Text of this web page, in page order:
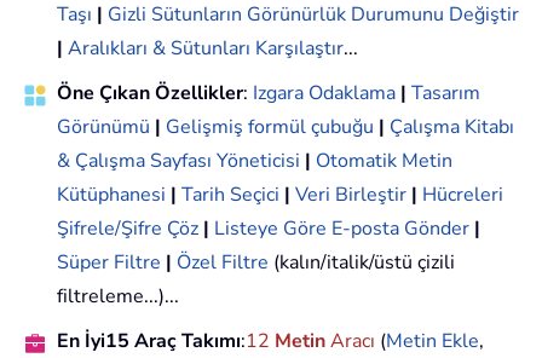
Taşı | Gizli Sütunların Görünürlük Durumunu Değiştir
| Aralıkları & Sütunları Karşılaştır...
Öne Çıkan Özellikler: Izgara Odaklama | Tasarım
Görünümü | Gelişmiş formül çubuğu | Çalışma Kitabı
& Çalışma Sayfası Yöneticisi | Otomatik Metin
Kütüphanesi | Tarih Seçici | Veri Birleştir | Hücreleri
Şifrele/Şifre Çöz | Listeye Göre E-posta Gönder |
Süper Filtre | Özel Filtre (kalın/italik/üstü çizili
filtreleme...)...
En İyi15 Araç Takımı:12 MetinAracı (Metin Ekle,